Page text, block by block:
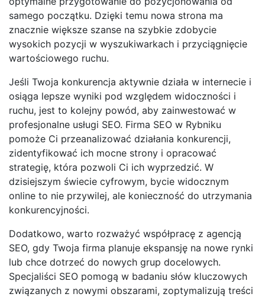
samego początku. Dzięki temu nowa strona ma
znacznie większe szanse na szybkie zdobycie
wysokich pozycji w wyszukiwarkach i przyciągnięcie
wartościowego ruchu.
Jeśli Twoja konkurencja aktywnie działa w internecie i
osiąga lepsze wyniki pod względem widoczności i
ruchu, jest to kolejny powód, aby zainwestować w
profesjonalne usługi SEO. Firma SEO w Rybniku
pomoże Ci przeanalizować działania konkurencji,
zidentyfikować ich mocne strony i opracować
strategię, która pozwoli Ci ich wyprzedzić. W
dzisiejszym świecie cyfrowym, bycie widocznym
online to nie przywilej, ale konieczność do utrzymania
konkurencyjności.
Dodatkowo, warto rozważyć współpracę z agencją
SEO, gdy Twoja firma planuje ekspansję na nowe rynki
lub chce dotrzeć do nowych grup docelowych.
Specjaliści SEO pomogą w badaniu słów kluczowych
związanych z nowymi obszarami, zoptymalizują treści